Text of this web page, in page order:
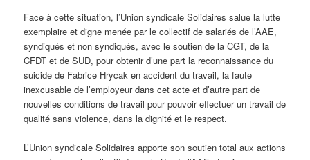
Face à cette situation, l’Union syndicale Solidaires salue la lutte
exemplaire et digne menée par le collectif de salariés de l’AAE,
syndiqués et non syndiqués, avec le soutien de la CGT, de la
CFDT et de SUD, pour obtenir d’une part la reconnaissance du
suicide de Fabrice Hrycak en accident du travail, la faute
inexcusable de l’employeur dans cet acte et d’autre part de
nouvelles conditions de travail pour pouvoir effectuer un travail de
qualité sans violence, dans la dignité et le respect.
L’Union syndicale Solidaires apporte son soutien total aux actions